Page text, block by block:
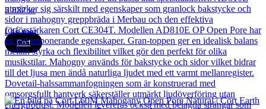
3 832kr
Läs mer
Cort